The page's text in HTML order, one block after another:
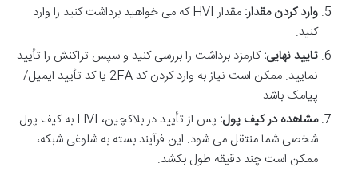
وارد کردن مقدار:
مقدار HVI که می خواهید برداشت کنید را وارد
کنید.
تایید نهایی:کارمزد برداشت را بررسی کنید و سپس تراکنش را تأیید
نمایید. ممکن است نیاز به وارد کردن کد 2FA یا کد تأیید ایمیل/
پیامک باشد.
مشاهده در کیف پول:
پس از تأیید در بلاکچین، HVI به کیف پول
شخصی شما منتقل می شود. این فرآیند بسته به شلوغی شبکه،
ممکن است چند دقیقه طول بکشد.